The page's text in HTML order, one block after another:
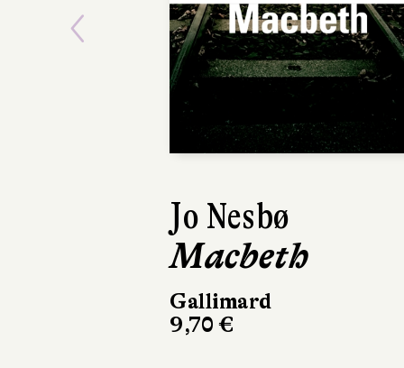
Jo Nesbø
Macbeth
Gallimard
9,70 €
Previous